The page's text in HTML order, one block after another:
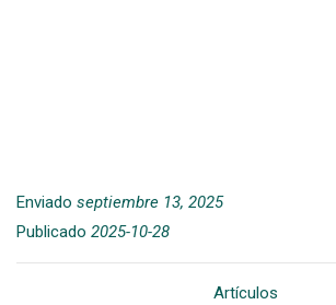
Enviado septiembre 13, 2025
Publicado 2025-10-28
Artículos